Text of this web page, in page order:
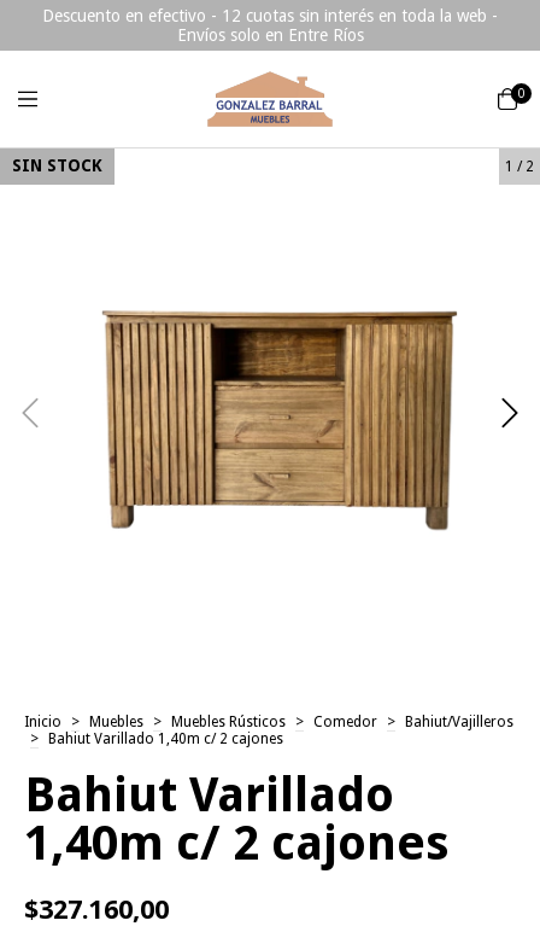
Descuento en efectivo - 12 cuotas sin interés en toda la web -
Envíos solo en Entre Ríos
0
SIN STOCK 1 / 2
Inicio > Muebles > Muebles Rústicos > Comedor >
Bahiut/Vajilleros
>
Bahiut Varillado 1,40m c/ 2 cajones
Bahiut Varillado
1,40m c/ 2 cajones
$327.160,00